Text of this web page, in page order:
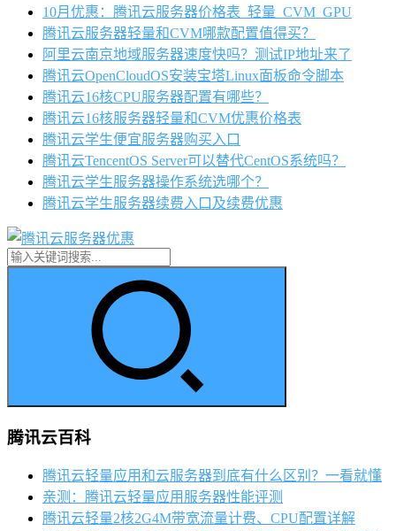
10月优惠：腾讯云服务器价格表_轻量_CVM_GPU
腾讯云服务器轻量和CVM哪款配置值得买？
阿里云南京地域服务器速度快吗？测试IP地址来了
腾讯云OpenCloudOS安装宝塔Linux面板命令脚本
腾讯云16核CPU服务器配置有哪些？
腾讯云16核服务器轻量和CVM优惠价格表
腾讯云学生便宜服务器购买入口
腾讯云TencentOS Server可以替代CentOS系统吗？
腾讯云学生服务器操作系统选哪个？
腾讯云学生服务器续费入口及续费优惠
腾讯云百科
腾讯云轻量应用和云服务器到底有什么区别？一看就懂
亲测：腾讯云轻量应用服务器性能评测
腾讯云轻量2核2G4M带宽流量计费、CPU配置详解